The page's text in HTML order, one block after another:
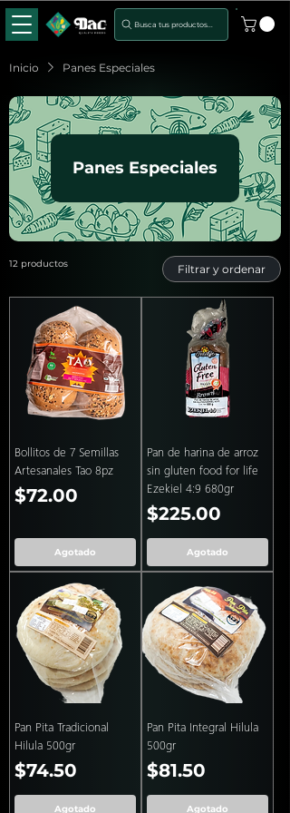
Busca tus productos...
Inicio Panes Especiales
Panes Especiales
12 productos Filtrar y ordenar
Bollitos de 7 Semillas
Artesanales Tao 8pz
Precio
$72.00
Agotado
Pan de harina de arroz
sin gluten food for life
Ezekiel 4:9 680gr
Precio
$225.00
Agotado
Pan Pita Tradicional
Hilula 500gr
Precio
$74.50
Agotado
Pan Pita Integral Hilula
500gr
Precio
$81.50
Agotado